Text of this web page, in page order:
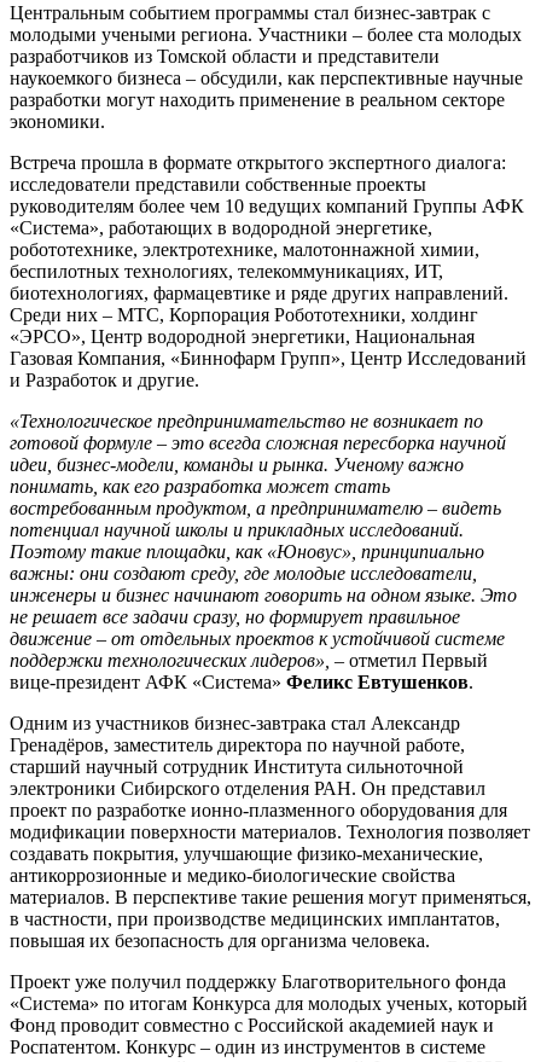
Центральным событием программы стал бизнес-завтрак с
молодыми учеными региона. Участники – более ста молодых
разработчиков из Томской области и представители
наукоемкого бизнеса – обсудили, как перспективные научные
разработки могут находить применение в реальном секторе
экономики.
Встреча прошла в формате открытого экспертного диалога:
исследователи представили собственные проекты
руководителям более чем 10 ведущих компаний Группы АФК
«Система», работающих в водородной энергетике,
робототехнике, электротехнике, малотоннажной химии,
беспилотных технологиях, телекоммуникациях, ИТ,
биотехнологиях, фармацевтике и ряде других направлений.
Среди них – МТС, Корпорация Робототехники, холдинг
«ЭРСО», Центр водородной энергетики, Национальная
Газовая Компания, «Биннофарм Групп», Центр Исследований
и Разработок и другие.
«Технологическое предпринимательство не возникает по
готовой формуле – это всегда сложная пересборка научной
идеи, бизнес-модели, команды и рынка. Ученому важно
понимать, как его разработка может стать
востребованным продуктом, а предпринимателю – видеть
потенциал научной школы и прикладных исследований.
Поэтому такие площадки, как «Юновус», принципиально
важны: они создают среду, где молодые исследователи,
инженеры и бизнес начинают говорить на одном языке. Это
не решает все задачи сразу, но формирует правильное
движение – от отдельных проектов к устойчивой системе
поддержки технологических лидеров», – отметил Первый
вице-президент АФК «Система» Феликс Евтушенков.
Одним из участников бизнес-завтрака стал Александр
Гренадёров, заместитель директора по научной работе,
старший научный сотрудник Института сильноточной
электроники Сибирского отделения РАН. Он представил
проект по разработке ионно-плазменного оборудования для
модификации поверхности материалов. Технология позволяет
создавать покрытия, улучшающие физико-механические,
антикоррозионные и медико-биологические свойства
материалов. В перспективе такие решения могут применяться,
в частности, при производстве медицинских имплантатов,
повышая их безопасность для организма человека.
Проект уже получил поддержку Благотворительного фонда
«Система» по итогам Конкурса для молодых ученых, который
Фонд проводит совместно с Российской академией наук и
Роспатентом. Конкурс – один из инструментов в системе